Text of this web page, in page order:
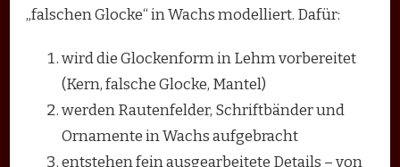
„falschen Glocke“ in Wachs modelliert. Dafür:
wird die Glockenform in Lehm vorbereitet
(Kern, falsche Glocke, Mantel)
werden Rautenfelder, Schriftbänder und
Ornamente in Wachs aufgebracht
entstehen fein ausgearbeitete Details – von